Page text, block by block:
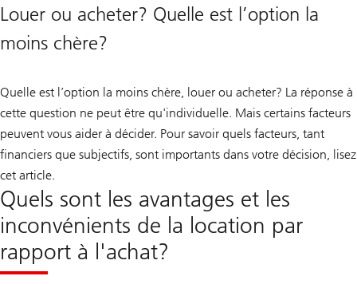
Louer ou acheter? Quelle est l’option la
moins chère?
Quelle est l’option la moins chère, louer ou acheter? La réponse à
cette question ne peut être qu'individuelle. Mais certains facteurs
peuvent vous aider à décider. Pour savoir quels facteurs, tant
financiers que subjectifs, sont importants dans votre décision, lisez
cet article.
Quels sont les avantages et les
inconvénients de la location par
rapport à l'achat?